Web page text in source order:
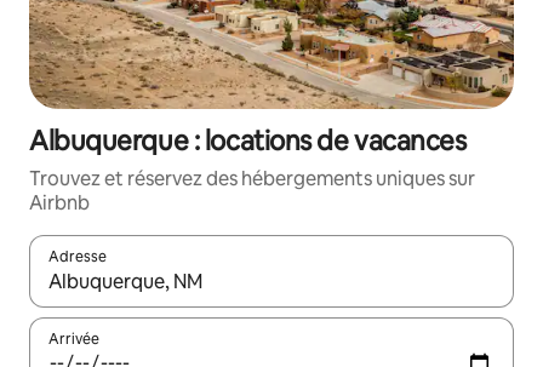
Albuquerque : locations de vacances
Trouvez et réservez des hébergements uniques sur
Airbnb
Adresse
Lorsque les résultats s'affichent, utilisez les flèches vers le
Arrivée